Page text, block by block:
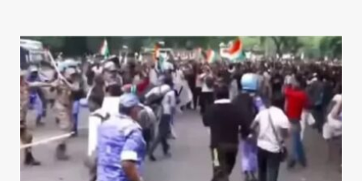
at
s
A
p
p
c
e
b
o
o
k
k
e
dI
n
ai
l
ar
e